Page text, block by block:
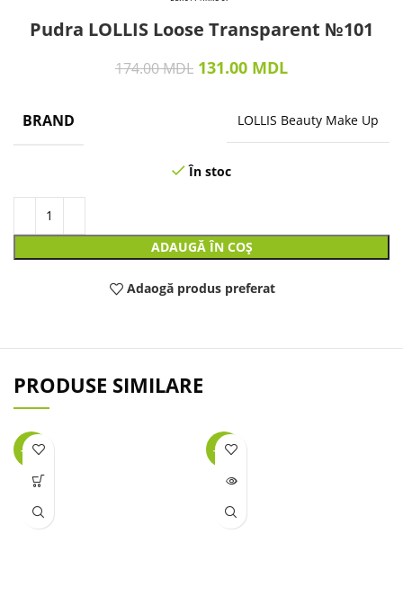
Pudra LOLLIS Loose Transparent №101
174.00MDL 131.00 MDL
BRAND LOLLIS Beauty Make Up
În stoc
ADAUGĂ ÎN COȘ
Adaogă produs preferat
PRODUSE SIMILARE
-25% -64%
LIPSĂ